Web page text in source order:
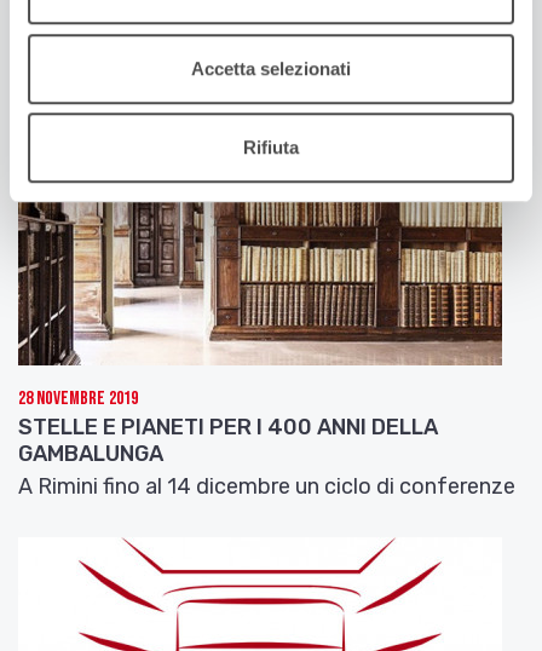
Accetta selezionati
Rifiuta
28 Novembre 2019
STELLE E PIANETI PER I 400 ANNI DELLA
GAMBALUNGA
A Rimini fino al 14 dicembre un ciclo di conferenze